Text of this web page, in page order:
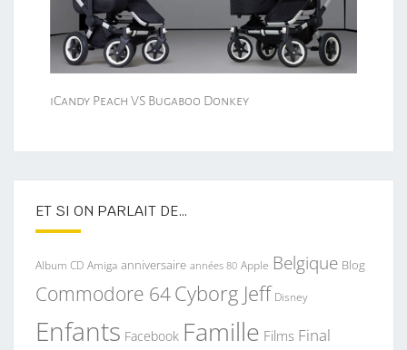
iCandy Peach VS Bugaboo Donkey
ET SI ON PARLAIT DE…
Album CD Amiga anniversaire années 80 Apple Belgique Blog
Commodore 64Cyborg Jeff Disney
Enfants Facebook Famille Films Final